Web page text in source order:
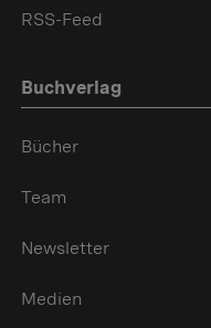
RSS-Feed
Buchverlag
Bücher
Team
Newsletter
Medien